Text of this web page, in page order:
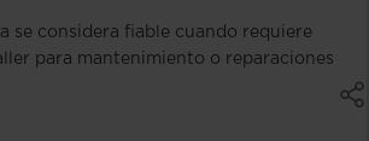
se considera fiable cuando requiere
para mantenimiento o reparaciones